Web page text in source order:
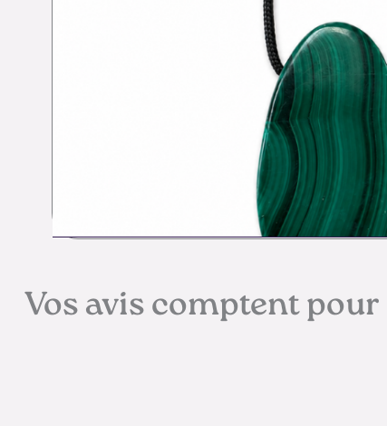
Vos avis comptent